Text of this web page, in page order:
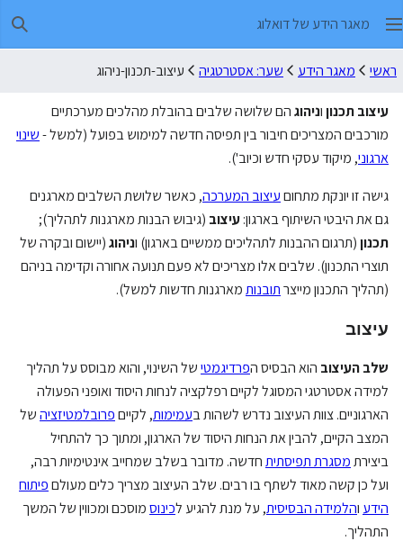
מאגר הידע של דואלוג
ראשי מאגר הידע שער: אסטרטגיה עיצוב-תכנון-ניהוג
עיצובתכנוןוניהוגהם שלושה שלבים בהובלת מהלכים מערכתיים
מורכבים המצריכים חיבור בין תפיסה חדשה למימוש בפועל (למשל -שינוי
ארגוני, מיקוד עסקי חדש וכיוב').
גישה זו יונקת מתחוםעיצוב המערכה, כאשר שלושת השלבים מארגנים
גם את היבטי השיתוף בארגון:עיצוב (גיבוש הבנות מארגנות לתהליך);
תכנון(תרגום ההבנות לתהליכים ממשיים בארגון) וניהוג(יישום ובקרה של
תוצרי התכנון). שלבים אלו מצריכים לא פעם תנועה אחורה וקדימה בניהם
(תהליך התכנון מייצרתובנותמארגנות חדשות למשל).
עיצוב
שלב העיצוב הוא הבסיס הפרדיגמטישל השינוי, והוא מבוסס על תהליך
למידה אסטרטגי המסוגל לקיים רפלקציה לנחות היסוד ואופני הפעולה
הארגוניים. צוות העיצוב נדרש לשהות בעמימות, לקייםפרובלמטיזציהשל
המצב הקיים, להבין את הנחות היסוד של הארגון, ומתוך כך להתחיל
ביצירתמסגרת תפיסתיתחדשה. מדובר בשלב שמחייב אינטימיות רבה,
ועל כן קשה מאוד לשתף בו רבים. שלב העיצוב מצריך כלים מעולםפיתוח
הידע והלמידה הבסיסית, על מנת להגיע לכינוסמוסכם ומכווין של המשך
התהליך.